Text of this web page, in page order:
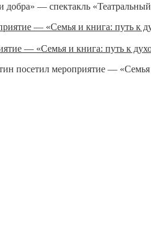
— спектакль
— «Семья и книга: путь к
посетил мероприятие —